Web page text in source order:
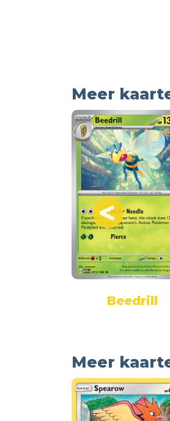
Meer
Beedrill
Meer